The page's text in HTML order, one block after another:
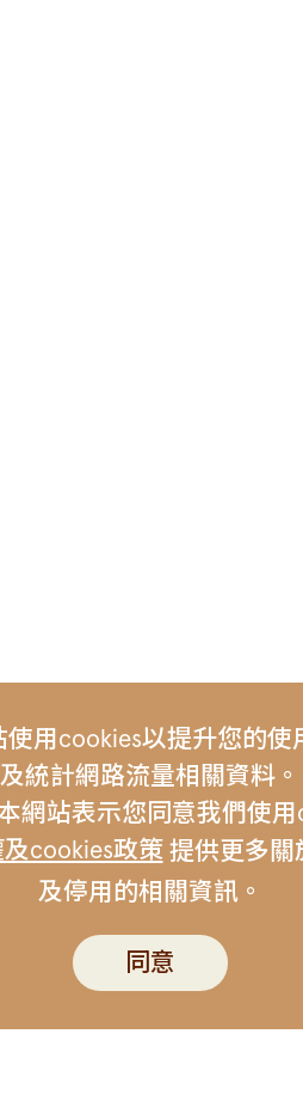
站連結 | 伯朗咖啡 金車集
伯朗行動APP 隱私權政策
Brown Coffee Company. All
使用cookies以提升您的使
及統計網路流量相關資料。
網站表示您同意我們使
cookies政策 提供更多關
及停用的相關資訊。
同意